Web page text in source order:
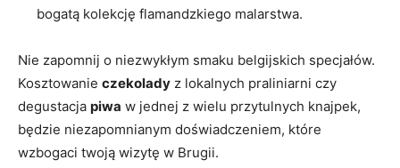
bogatą ‌kolekcję flamandzkiego malarstwa.
Nie zapomnij o niezwykłym smaku belgijskich specjałów. ​
Kosztowanie czekolady z lokalnych praliniarni czy
degustacja piwa w jednej z wielu przytulnych knajpek,
będzie niezapomnianym doświadczeniem, które
⁣wzbogaci twoją wizytę w Brugii.